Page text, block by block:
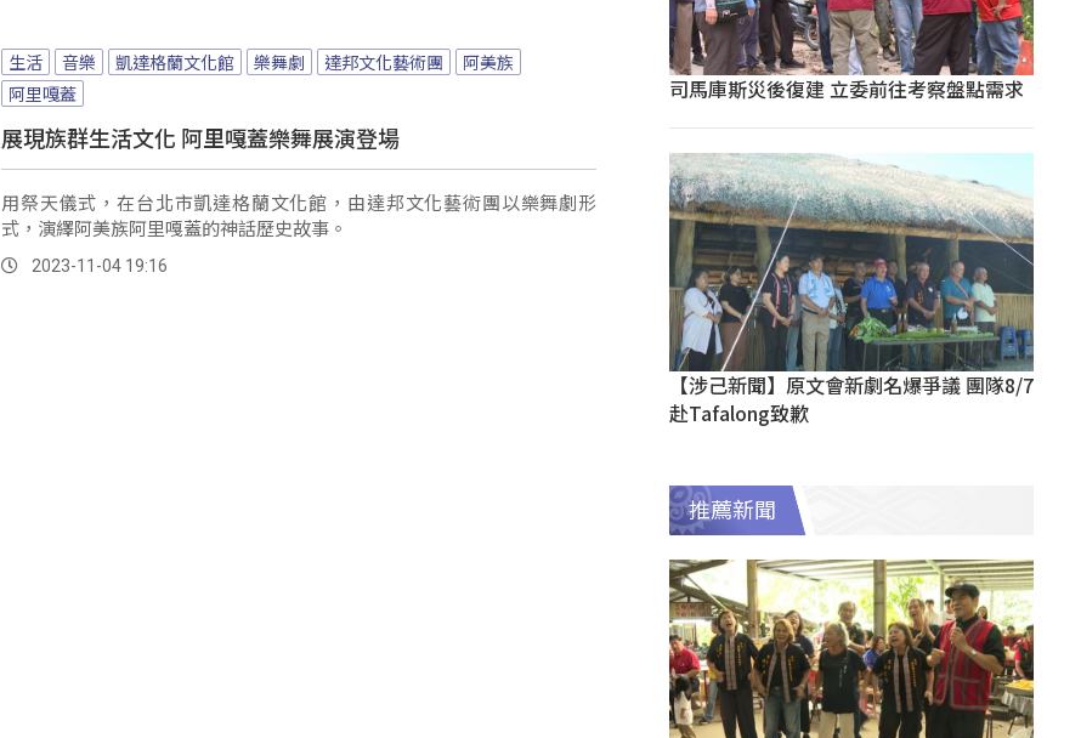
生活 音樂 凱達格蘭文化館 樂舞劇 達邦文化藝術團
阿美族
阿里嘎蓋
展現族群生活文化 阿里嘎蓋樂舞展演登場
用祭天儀式，在台北市凱達格蘭文化館，由達邦文化藝術團以樂舞劇形
式，演繹阿美族阿里嘎蓋的神話歷史故事。
2023-11-04 19:16
司馬庫斯災後復建 立委前往考察盤點需求
【涉己新聞】原文會新劇名爆爭議 團隊8/7
赴Tafalong致歉
推薦新聞